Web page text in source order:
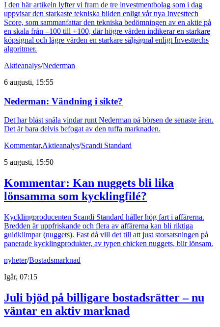
I den här artikeln lyfter vi fram de tre investmentbolag som i dag
uppvisar den starkaste tekniska bilden enligt vår nya Investtech
Score, som sammanfattar den tekniska bedömningen av en aktie på
en skala från –100 till +100, där högre värden indikerar en starkare
köpsignal och lägre värden en starkare säljsignal enligt Investtechs
algoritmer.
Aktieanalys/Nederman
6 augusti, 15:55
Nederman: Vändning i sikte?
Det har blåst snåla vindar runt Nederman på börsen de senaste åren.
Det är bara delvis befogat av den tuffa marknaden.
Kommentar,Aktieanalys/Scandi Standard
5 augusti, 15:50
Kommentar: Kan nuggets bli lika
lönsamma som kycklingfilé?
Kycklingproducenten Scandi Standard håller hög fart i affärerna.
Bredden är uppfriskande och flera av affärerna kan bli riktiga
guldklimpar (nuggets). Fast då vill det till att just storsatsningen på
panerade kycklingprodukter, av typen chicken nuggets, blir lönsam.
nyheter/Bostadsmarknad
Igår, 07:15
Juli bjöd på billigare bostadsrätter – nu
väntar en aktiv marknad